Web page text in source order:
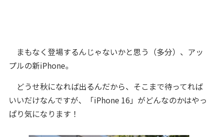
まもなく登場するんじゃないかと思う（多分）、アッ
プルの新iPhone。
どうせ秋になれば出るんだから、そこまで待ってれば
いいだけなんですが、「iPhone 16」がどんなのかはやっ
ぱり気になります！